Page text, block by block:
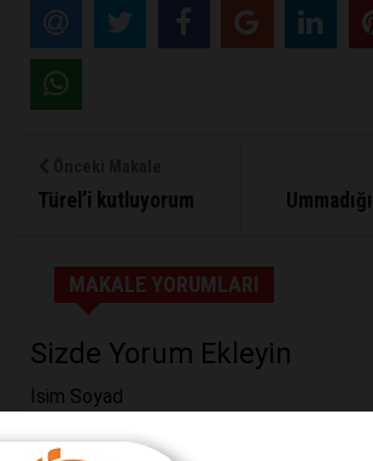
Türel’i kutluyorum
MAKALE YORUMLARI
Sizde Yorum Ekleyin
İsim Soyad